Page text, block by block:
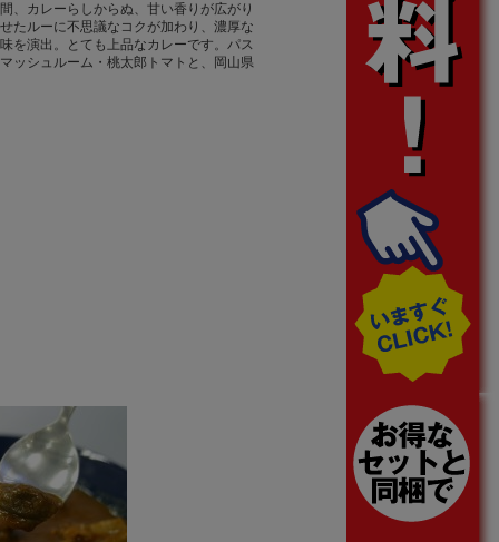
、カレーらしからぬ、甘い香りが広がり
たルーに不思議なコクが加わり、濃厚な
を演出。とても上品なカレーです。パス
ッシュルーム・桃太郎トマトと、岡山県